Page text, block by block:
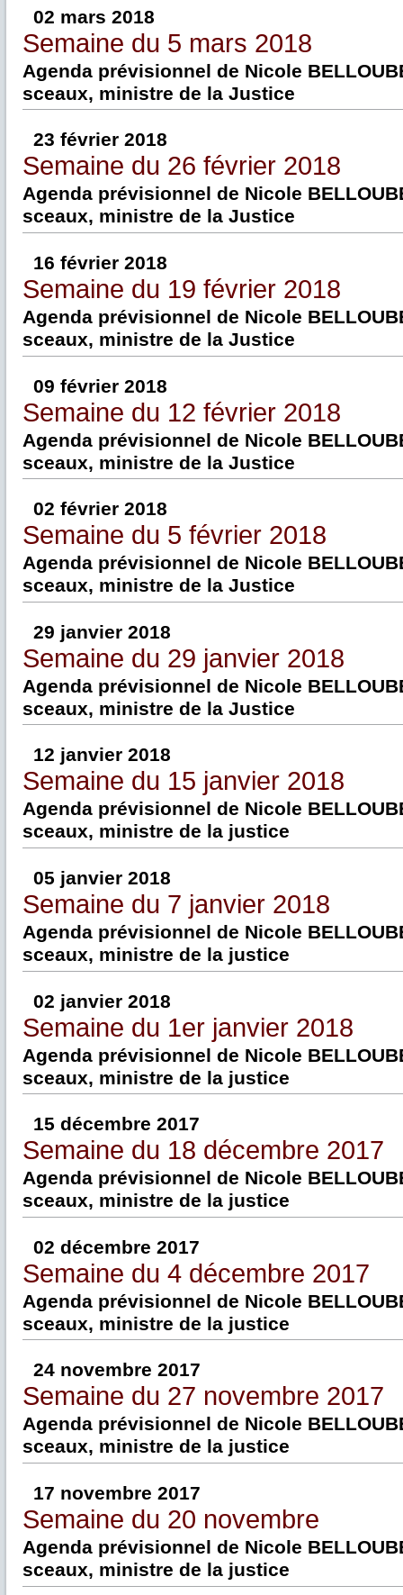
02 mars 2018
Semaine du 5 mars 2018
Agenda prévisionnel de Nicole
sceaux, ministre de la Justice
23 février 2018
Semaine du 26 février 2018
Agenda prévisionnel de Nicole
sceaux, ministre de la Justice
16 février 2018
Semaine du 19 février 2018
Agenda prévisionnel de Nicole
sceaux, ministre de la Justice
09 février 2018
Semaine du 12 février 2018
Agenda prévisionnel de Nicole
sceaux, ministre de la Justice
02 février 2018
Semaine du 5 février 2018
Agenda prévisionnel de Nicole
sceaux, ministre de la Justice
29 janvier 2018
Semaine du 29 janvier 2018
Agenda prévisionnel de Nicole
sceaux, ministre de la Justice
12 janvier 2018
Semaine du 15 janvier 2018
Agenda prévisionnel de Nicole
sceaux, ministre de la justice
05 janvier 2018
Semaine du 7 janvier 2018
Agenda prévisionnel de Nicole
sceaux, ministre de la justice
02 janvier 2018
Semaine du 1er janvier 2018
Agenda prévisionnel de Nicole
sceaux, ministre de la justice
15 décembre 2017
Semaine du 18 décembre 2017
Agenda prévisionnel de Nicole
sceaux, ministre de la justice
02 décembre 2017
Semaine du 4 décembre 2017
Agenda prévisionnel de Nicole
sceaux, ministre de la justice
24 novembre 2017
Semaine du 27 novembre 2017
Agenda prévisionnel de Nicole
sceaux, ministre de la justice
17 novembre 2017
Semaine du 20 novembre
Agenda prévisionnel de Nicole
sceaux, ministre de la justice